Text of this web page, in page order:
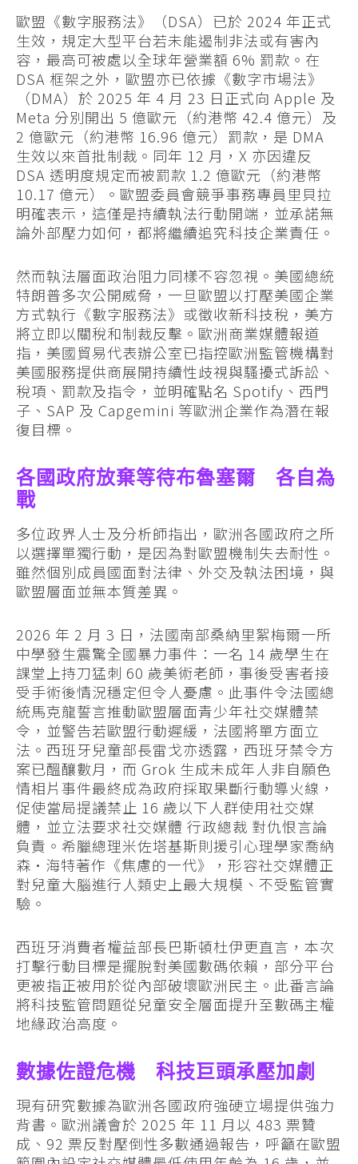
歐盟《數字服務法》（DSA）已於 2024 年正式
生效，規定大型平台若未能遏制非法或有害內
容，最高可被處以全球年營業額 6% 罰款。在
DSA 框架之外，歐盟亦已依據《數字市場法》
（DMA）於 2025 年 4 月 23 日正式向 Apple 及
Meta 分別開出 5 億歐元（約港幣 42.4 億元）及
2 億歐元（約港幣 16.96 億元）罰款，是 DMA
生效以來首批制裁。同年 12 月，X 亦因違反
DSA 透明度規定而被罰款 1.2 億歐元（約港幣
10.17 億元）。歐盟委員會競爭事務專員里貝拉
明確表示，這僅是持續執法行動開端，並承諾無
論外部壓力如何，都將繼續追究科技企業責任。
然而執法層面政治阻力同樣不容忽視。美國總統
特朗普多次公開威脅，一旦歐盟以打壓美國企業
方式執行《數字服務法》或徵收新科技稅，美方
將立即以關稅和制裁反擊。歐洲商業媒體報道
指，美國貿易代表辦公室已指控歐洲監管機構對
美國服務提供商展開持續性歧視與騷擾式訴訟、
稅項、罰款及指令，並明確點名 Spotify、西門
子、SAP 及 Capgemini 等歐洲企業作為潛在報
復目標。
各國政府放棄等待布魯塞爾 各自為
戰
多位政界人士及分析師指出，歐洲各國政府之所
以選擇單獨行動，是因為對歐盟機制失去耐性。
雖然個別成員國面對法律、外交及執法困境，與
歐盟層面並無本質差異。
2026 年 2 月 3 日，法國南部桑納里絮梅爾一所
中學發生震驚全國暴力事件：一名 14 歲學生在
課堂上持刀猛刺 60 歲美術老師，事後受害者接
受手術後情況穩定但令人憂慮。此事件令法國總
統馬克龍誓言推動歐盟層面青少年社交媒體禁
令，並警告若歐盟行動遲緩，法國將單方面立
法。西班牙兒童部長雷戈亦透露，西班牙禁令方
案已醞釀數月，而 Grok 生成未成年人非自願色
情相片事件最終成為政府採取果斷行動導火線，
促使當局提議禁止 16 歲以下人群使用社交媒
體，並立法要求社交媒體 行政總裁 對仇恨言論
負責。希臘總理米佐塔基斯則援引心理學家喬納
森·海特著作《焦慮的一代》，形容社交媒體正
對兒童大腦進行人類史上最大規模、不受監管實
驗。
西班牙消費者權益部長巴斯頓杜伊更直言，本次
打擊行動目標是擺脫對美國數碼依賴，部分平台
更被指正被用於從內部破壞歐洲民主。此番言論
將科技監管問題從兒童安全層面提升至數碼主權
地緣政治高度。
數據佐證危機 科技巨頭承壓加劇
現有研究數據為歐洲各國政府強硬立場提供強力
背書。歐洲議會於 2025 年 11 月以 483 票贊
成、92 票反對壓倒性多數通過報告，呼籲在歐盟